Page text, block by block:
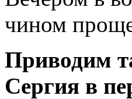
чином
Приводим
Сергия в